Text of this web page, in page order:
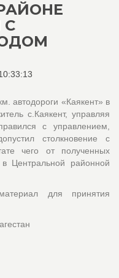
С
автодороги «Каякент» в
с.Каякент, управляя
с управлением,
столкновение с
чего от полученных
Центральной районной
для принятия